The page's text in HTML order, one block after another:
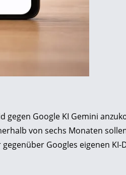
gegen Google KI Gemini
von sechs Monaten
Googles eigenen KI-